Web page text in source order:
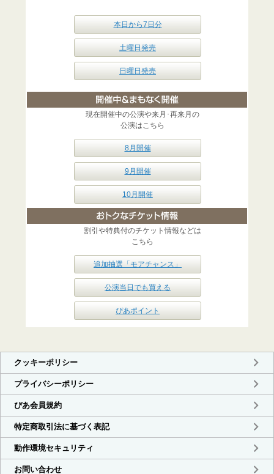
本日から7日分
土曜日発売
日曜日発売
現在開催中の公演や来月･再来月の
公演はこちら
8月開催
9月開催
10月開催
割引や特典付のチケット情報などは
こちら
追加抽選「モアチャンス」
公演当日でも買える
ぴあポイント